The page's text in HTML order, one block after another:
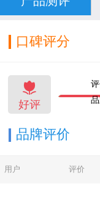
于为消费者提
ORANS欧路莎
理体系和
证，同时还获得
企业”认证，并
目前，在北京
口碑评分

好评
评
品牌评价
用户 评价